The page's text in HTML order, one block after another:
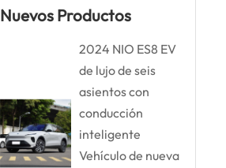
Nuevos Productos
2024 NIO ES8 EV
de lujo de seis
asientos con
conducción
inteligente
Vehículo de nueva